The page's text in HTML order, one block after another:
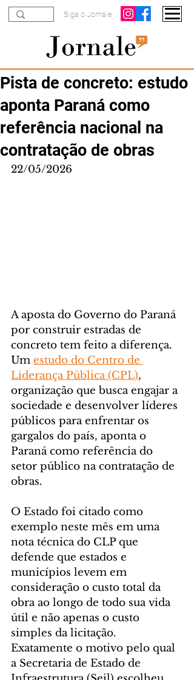
Siga o Jornale
Pista de concreto: estudo
aponta Paraná como
referência nacional na
contratação de obras
22/05/2026
A aposta do Governo do Paraná
por construir estradas de
concreto tem feito a diferença.
Um estudo do Centro de
Liderança Pública (CPL),
organização que busca engajar a
sociedade e desenvolver líderes
públicos para enfrentar os
gargalos do país, aponta o
Paraná como referência do
setor público na contratação de
obras.
O Estado foi citado como
exemplo neste mês em uma
nota técnica do CLP que
defende que estados e
municípios levem em
consideração o custo total da
obra ao longo de todo sua vida
útil e não apenas o custo
simples da licitação.
Exatamente o motivo pelo qual
a Secretaria de Estado de